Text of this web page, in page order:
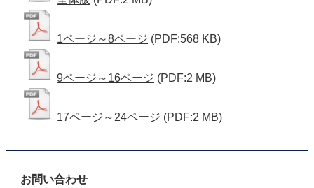
1ページ～8ページ (PDF:568 KB)
9ページ～16ページ (PDF:2 MB)
17ページ～24ページ (PDF:2 MB)
お問い合わせ